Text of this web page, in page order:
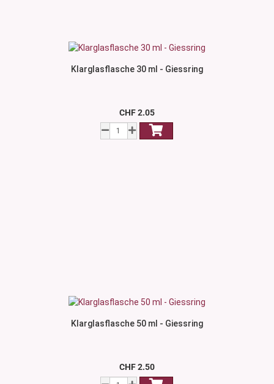
Klarglasflasche 30 ml - Giessring
CHF 2.05
Klarglasflasche 50 ml - Giessring
CHF 2.50